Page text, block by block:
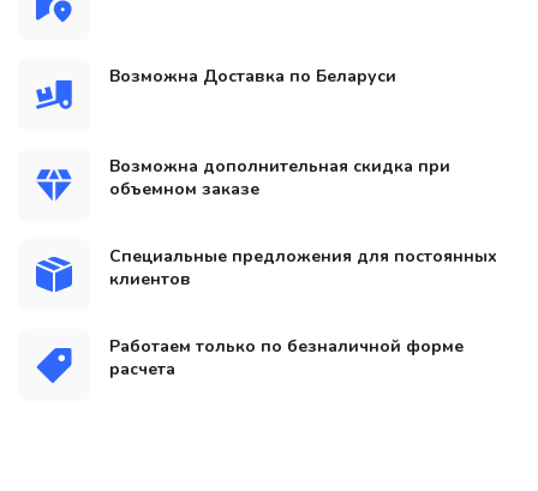
Возможна Доставка по Беларуси
Возможна дополнительная скидка при
объемном заказе
Специальные предложения для постоянных
клиентов
Работаем только по безналичной форме
расчета